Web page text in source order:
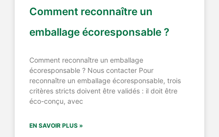
Comment reconnaître un
emballage écoresponsable ?
Comment reconnaître un emballage
écoresponsable ? Nous contacter Pour
reconnaître un emballage écoresponsable, trois
critères stricts doivent être validés : il doit être
éco-conçu, avec
EN SAVOIR PLUS »